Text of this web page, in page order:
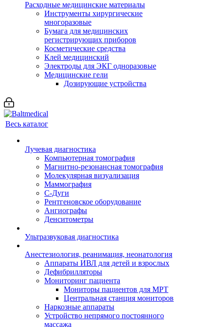
Расходные медицинские материалы
Инструменты хирургические
многоразовые
Бумага для медицинских
регистрирующих приборов
Косметические средства
Клей медицинский
Электроды для ЭКГ одноразовые
Медицинские гели
Дозирующие устройства
Весь каталог
Лучевая диагностика
Компьютерная томография
Магнитно-резонансная томография
Молекулярная визуализация
Маммография
С-Дуги
Рентгеновское оборудование
Ангиографы
Денситометры
Ультразвуковая диагностика
Анестезиология, реанимация, неонатология
Аппараты ИВЛ для детей и взрослых
Дефибрилляторы
Мониторинг пациента
Мониторы пациентов для МРТ
Центральная станция мониторов
Наркозные аппараты
Устройство непрямого постоянного
массажа